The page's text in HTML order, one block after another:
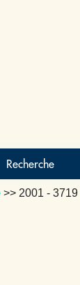
Recherche
>> 2001 - 3719